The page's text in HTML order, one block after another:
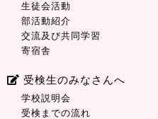
生徒会活動
部活動紹介
交流及び共同学習
寄宿舎
受検生のみなさんへ
学校説明会
受検までの流れ